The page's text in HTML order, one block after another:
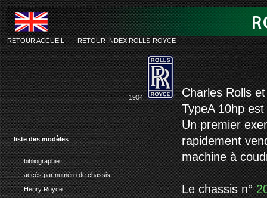
liste des modèles
bibliographie
accès par numéro de chassis
Henry Royce
rolls-
RETOUR ACCUEIL-RETOUR INDEX ROLLS-ROYCE
1904
Charles Rolls
TypeA 10hp
Un premier
rapidement
machine à
Le chassis n°